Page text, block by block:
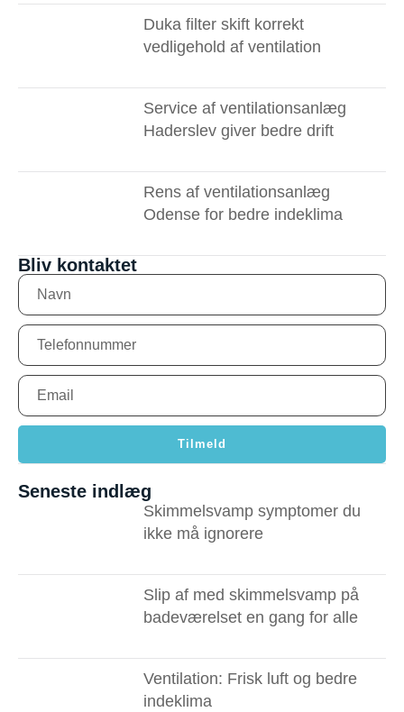
Duka filter skift korrekt
vedligehold af ventilation
Service af ventilationsanlæg
Haderslev giver bedre drift
Rens af ventilationsanlæg
Odense for bedre indeklima
Bliv kontaktet
Tilmeld
Seneste indlæg
Skimmelsvamp symptomer du
ikke må ignorere ​
Slip af med skimmelsvamp på
badeværelset en gang for alle
Ventilation: Frisk luft og bedre
indeklima